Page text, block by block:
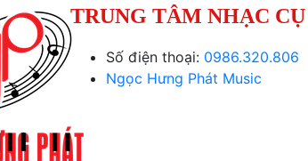
TRUNG TÂM NHẠC
Số điện thoại: 0986.320.806
Ngọc Hưng Phát Music